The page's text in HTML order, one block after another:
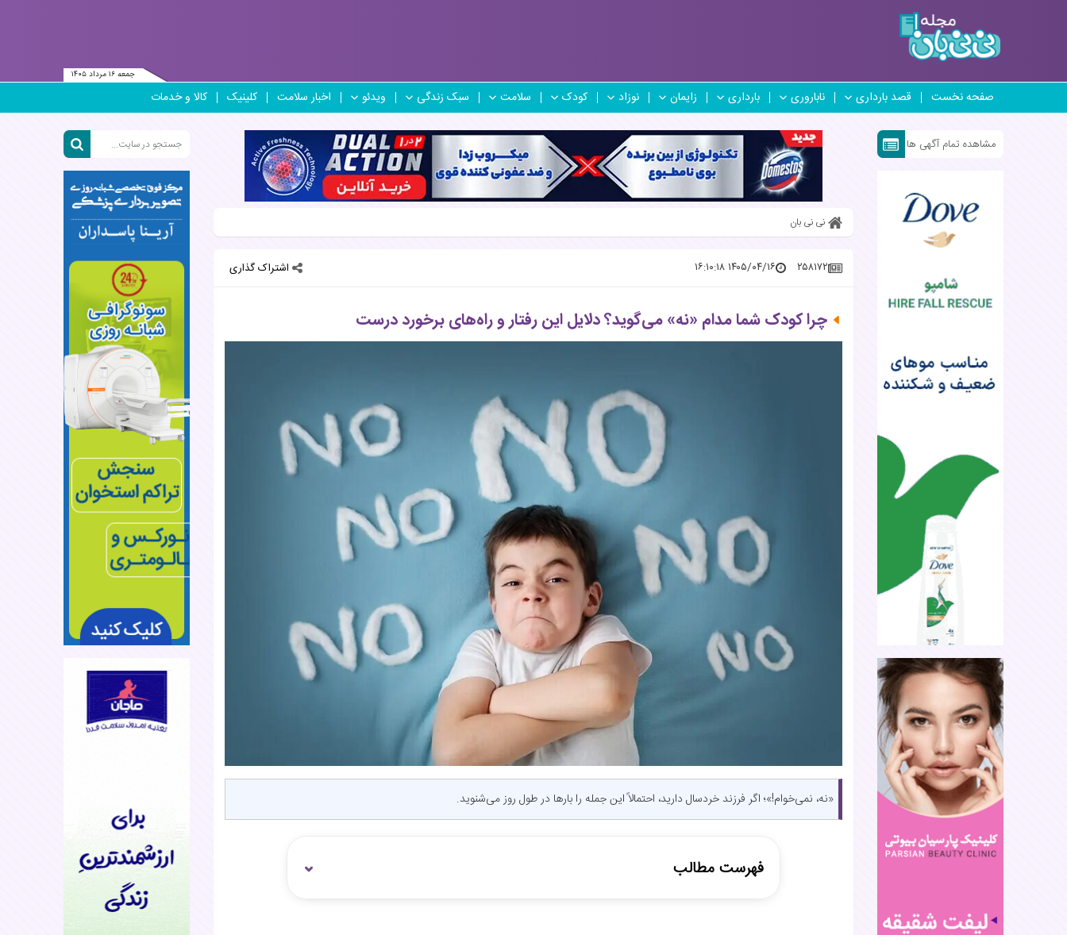
جمعه ۱۶ مرداد ۱۴۰۵
صفحه نخست قصد بارداری ناباروری بارداری زایمان نوزاد کودک سلامت سبک زندگی ویدئو اخبار سلامت کلینیک کالا و خدمات
مشاهده تمام آگهی ها
نی نی بان
۲۵۸۱۷۲ ۱۴۰۵/۰۴/۱۶ ۱۶:۱۰:۱۸ اشتراک گذاری
چرا کودک شما مدام «نه» می‌گوید؟ دلایل این رفتار و راه‌های برخورد درست
«نه، نمی‌خوام!»؛ اگر فرزند خردسال دارید، احتمالاً این جمله را بارها در طول روز می‌شنوید.
فهرست مطالب